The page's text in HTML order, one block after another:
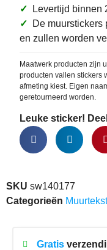
✓ Levertijd binnen
✓ De muurstickers
en zullen worden
Maatwerk producten zijn
producten vallen stickers
afmeting kiest. Eigen
geretourneerd worden.
Leuke sticker!
SKU sw140177
Categorieën
Gratis